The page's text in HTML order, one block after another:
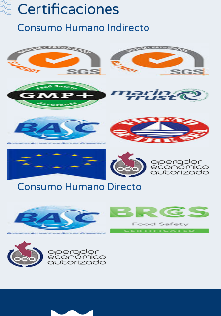
Certificaciones
Consumo Humano Indirecto
Consumo Humano Directo